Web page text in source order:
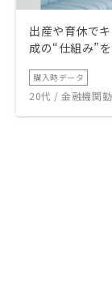
出産や育休で
成の“仕組み”
購入時データ
20代 / 金融機関